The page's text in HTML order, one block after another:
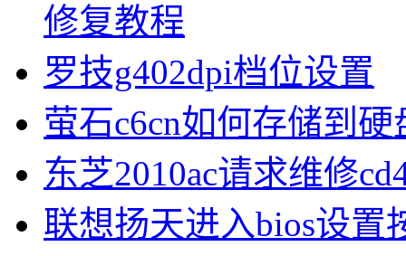
修复教程
罗技g402dpi档位设置
萤石c6cn如何存储到硬
东芝2010ac请求维修
联想扬天进入bios设置